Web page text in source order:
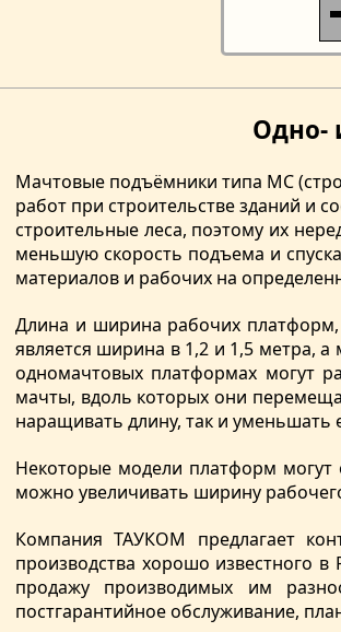
Одно-
Мачтовые подъёмники типа MC
работ при строительстве зданий и
строительные леса, поэтому их
меньшую скорость подъема и
материалов и рабочих на
Длина и ширина рабочих
является ширина в 1,2 и 1,5 метра,
одномачтовых платформах могут
мачты, вдоль которых они
наращивать длину, так и уменьшать
Некоторые модели платформ
можно увеличивать ширину
Компания ТАУКОМ предлагает
производства хорошо известного
продажу производимых им
постгарантийное обслуживание,